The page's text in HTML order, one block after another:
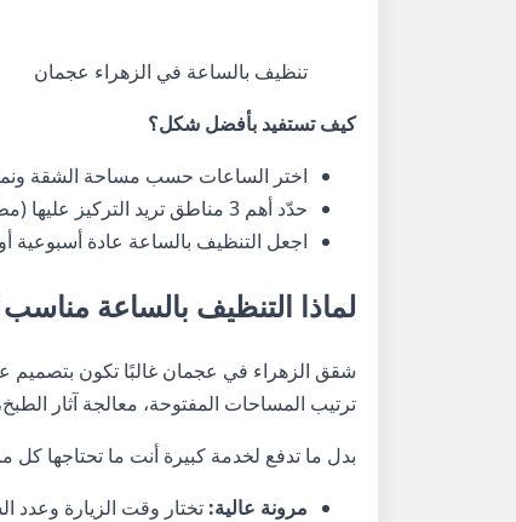
تنظيف بالساعة في الزهراء عجمان
كيف تستفيد بأفضل شكل؟
اختر الساعات حسب مساحة الشقة
حدّد أهم 3 مناطق تريد التركيز عليها (مطبخ، حمامات، صالة، غرف).
اجعل التنظيف بالساعة عادة
لماذا التنظيف بالساعة
شقق الزهراء في عجمان غالبًا تكون بتصميم
ترتيب المساحات المفتوحة، معالجة آثار
بدل ما تدفع لخدمة كبيرة أنت ما تحتاجها كل
مرونة عالية: تختار وقت الزيارة